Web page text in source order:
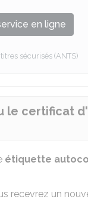
en ligne
sécurisés (ANTS)
le certificat
étiquette
recevrez un